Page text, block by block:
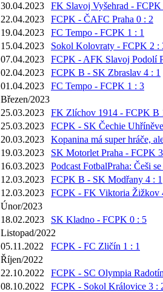
30.04.2023
FK Slavoj Vyšehrad - FCPK
22.04.2023
FCPK - ČAFC Praha 0 : 2
19.04.2023
FC Tempo - FCPK 1 : 1
15.04.2023
Sokol Kolovraty - FCPK 2 :
07.04.2023
FCPK - AFK Slavoj Podolí
02.04.2023
FCPK B - SK Zbraslav 4 : 1
01.04.2023
FC Tempo - FCPK 1 : 3
Březen/2023
25.03.2023
FK Zlíchov 1914 - FCPK B
25.03.2023
FCPK - SK Čechie
20.03.2023
Kopanina má super hráče,
19.03.2023
SK Motorlet Praha - FCPK
16.03.2023
Podcast FotbalPraha: Češi
12.03.2023
FCPK B - SK Modřany 4 : 1
12.03.2023
FCPK - FK Viktoria Žižkov
Únor/2023
18.02.2023
SK Kladno - FCPK 0 : 5
Listopad/2022
05.11.2022
FCPK - FC Zličín 1 : 1
Říjen/2022
22.10.2022
FCPK - SC Olympia
08.10.2022
FCPK - Sokol Královice 3 :